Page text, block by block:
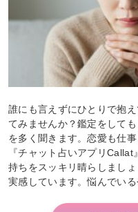
誰にも言えずにひとりで抱
てみませんか？鑑定をして
を多く聞きます。恋愛も仕
『チャット占いアプリ
持ちをスッキリ晴らしまし
実感しています。悩んでい